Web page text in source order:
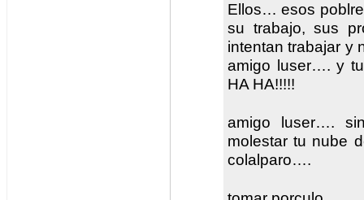
Ellos… esos
su trabajo, sus
intentan trabajar y
amigo luser…. y
HA HA!!!!!
amigo luser….
molestar tu nube
colalparo….